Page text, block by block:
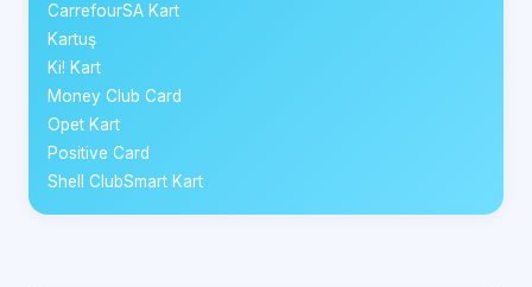
CarrefourSA Kart
Kartuş
Ki! Kart
Money Club Card
Opet Kart
Positive Card
Shell ClubSmart Kart